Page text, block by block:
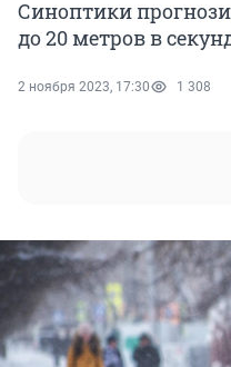
Синоптики
до 20 метров в
2 ноября 2023, 17:30 1 308